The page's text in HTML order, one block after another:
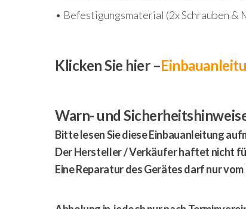
• Befestigungsmaterial (2x Schrauben &
Klicken Sie hier –
Warn- und
Bitte lesen Sie diese Einbauanleitung
Der Hersteller / Verkäufer haftet nicht
Eine Reparatur des Gerätes darf nur